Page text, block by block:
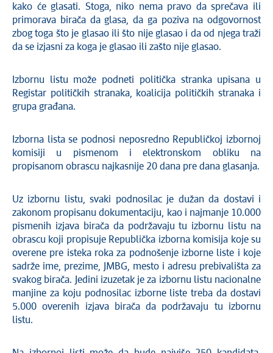
kako će glasati. Stoga, niko nema pravo da sprečava ili
primorava birača da glasa, da ga poziva na odgovornost
zbog toga što je glasao ili što nije glasao i da od njega traži
da se izjasni za koga je glasao ili zašto nije glasao.
Izbornu listu može podneti politička stranka upisana u
Registar političkih stranaka, koalicija političkih stranaka i
grupa građana.
Izborna lista se podnosi neposredno Republičkoj izbornoj
komisiji u pismenom i elektronskom obliku na
propisanom obrascu najkasnije 20 dana pre dana glasanja.
Uz izbornu listu, svaki podnosilac je dužan da dostavi i
zakonom propisanu dokumentaciju, kao i najmanje 10.000
pismenih izjava birača da podržavaju tu izbornu listu na
obrascu koji propisuje Republička izborna komisija koje su
overene pre isteka roka za podnošenje izborne liste i koje
sadrže ime, prezime, JMBG, mesto i adresu prebivališta za
svakog birača. Jedini izuzetak je za izbornu listu nacionalne
manjine za koju podnosilac izborne liste treba da dostavi
5.000 overenih izjava birača da podržavaju tu izbornu
listu.